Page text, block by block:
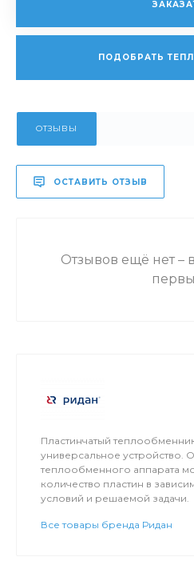
ПОДОБРАТЬ
ОТЗЫВЫ
ОСТАВИТЬ ОТЗЫВ
Отзывов ещё нет –
Пластинчатый
универсальное устройство.
теплообменного аппарата
количество пластин в
условий и решаемой задачи.
Все товары бренда Ридан